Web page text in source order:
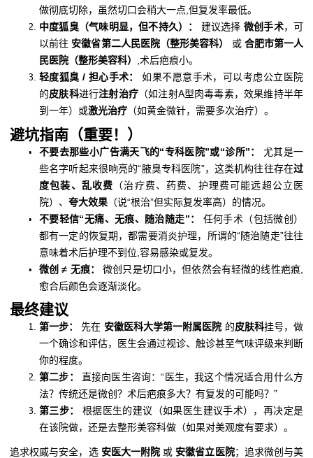
做彻底切除，虽然切口会稍大一点,但复发率最低。
中度狐臭（气味明显，但不持久）：
建议选择 微创手术，可
以前往 安徽省第二人民医院（整形美容科） 或 合肥市第一人
民医院（整形美容科）
,术后疤痕小。
轻度狐臭 / 担心手术：
如果不愿意手术，可以考虑公立医院
的皮肤科进行注射治疗（如注射A型肉毒毒素，效果维持半年
到一年）或激光治疗 （如黄金微针，需要多次治疗）。
避坑指南（重要！）
不要去那些小广告满天飞的“专科医院”或“诊所”：
尤其是一
些名字听起来很响亮的“腋臭专科医院”，这类机构往往存在过
度包装、乱收费 （治疗费、药费、护理费可能远超公立医
院）、 夸大效果 （说“根治”但实际复发率高）的情况。
不要轻信“无痛、无痕、随治随走”：
任何手术（包括微创）
都有一定的恢复期，都需要消炎护理，所谓的“随治随走”往往
意味着术后护理不到位,容易感染或复发。
微创 ≠ 无痕：
微创只是切口小，但依然会有轻微的线性疤痕,
愈合后颜色会逐渐淡化。
最终建议
第一步： 先在 安徽医科大学第一附属医院 的皮肤科挂号，做
一个确诊和评估，医生会通过视诊、触诊甚至气味评级来判断
你的程度。
第二步：
直接向医生咨询：“医生，我这个情况适合用什么方
法？传统还是微创？术后疤痕多大？有复发的可能吗？”
第三步：
根据医生的建议（如果医生建议手术），再决定是
在该院做，还是去整形美容科做（如果对美观度有要求）。
追求权威与安全，选 安医大一附院 或 安徽省立医院；追求微创与美